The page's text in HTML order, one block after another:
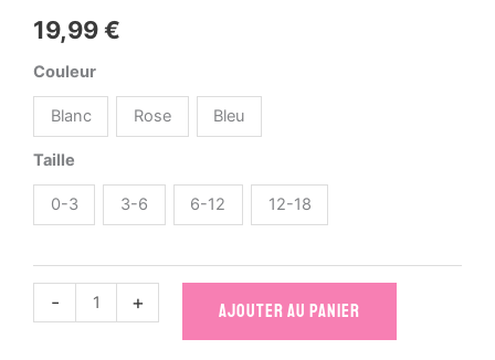
19,99€
Couleur
Blanc Rose Bleu
Taille
0-3 3-6 6-12 12-18
-
de
+ AJOUTER AU PANIER